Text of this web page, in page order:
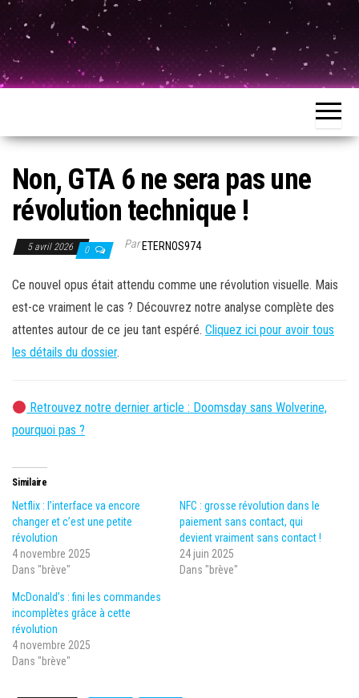
Non, GTA 6 ne sera pas une
révolution technique !
5 avril 2026 0 ParETERNOS974
Ce nouvel opus était attendu comme une révolution visuelle. Mais
est-ce vraiment le cas ? Découvrez notre analyse complète des
attentes autour de ce jeu tant espéré. Cliquez ici pour avoir tous
les détails du dossier.
Retrouvez notre dernier article : Doomsday sans Wolverine,
pourquoi pas ?
Similaire
Netflix : l’interface va encore
changer et c’est une petite
révolution
4 novembre 2025
Dans "brève"
NFC : grosse révolution dans le
paiement sans contact, qui
devient vraiment sans contact !
24 juin 2025
Dans "brève"
McDonald’s : fini les commandes
incomplètes grâce à cette
révolution
4 novembre 2025
Dans "brève"